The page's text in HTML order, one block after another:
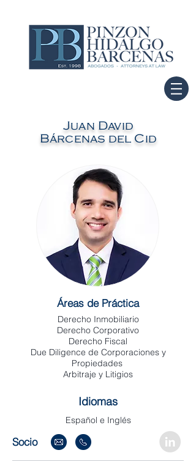
Juan David
Bárcenas del Cid
Áreas de Práctica
Derecho Inmobiliario
Derecho Corporativo
Derecho Fiscal
Due Diligence de Corporaciones y
Propiedades
Arbitraje y Litigios
Idiomas
Español e Inglés
Socio